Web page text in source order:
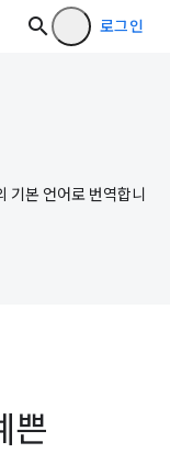
로그인
기본 언어로 번역합니
쁜